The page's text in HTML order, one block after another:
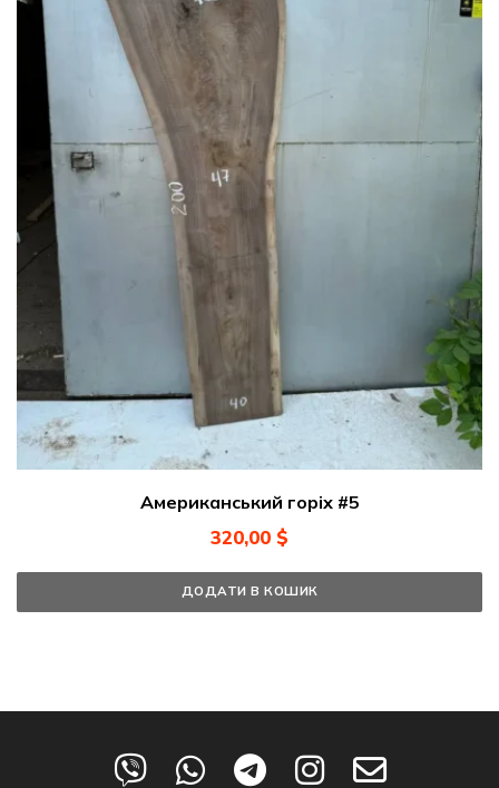
Американський горіх #5
320,00 $
ДОДАТИ В КОШИК